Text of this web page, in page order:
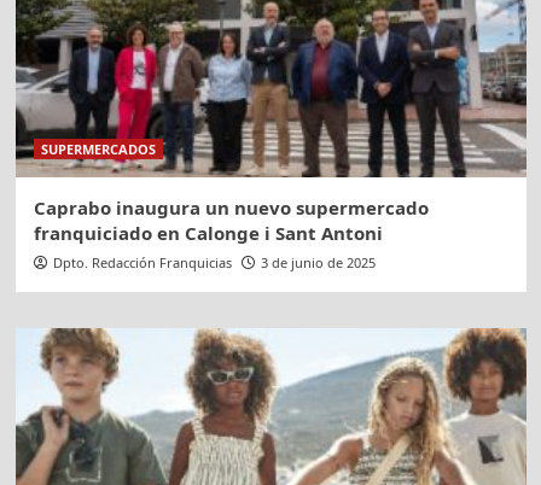
SUPERMERCADOS
Caprabo inaugura un nuevo supermercado
franquiciado en Calonge i Sant Antoni
Dpto. Redacción Franquicias 3 de junio de 2025